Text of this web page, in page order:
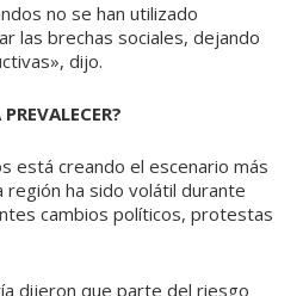
no se han utilizado
las brechas sociales, dejando
dijo.
está creando el escenario más
región ha sido volátil durante
cambios políticos, protestas
dijeron que parte del riesgo